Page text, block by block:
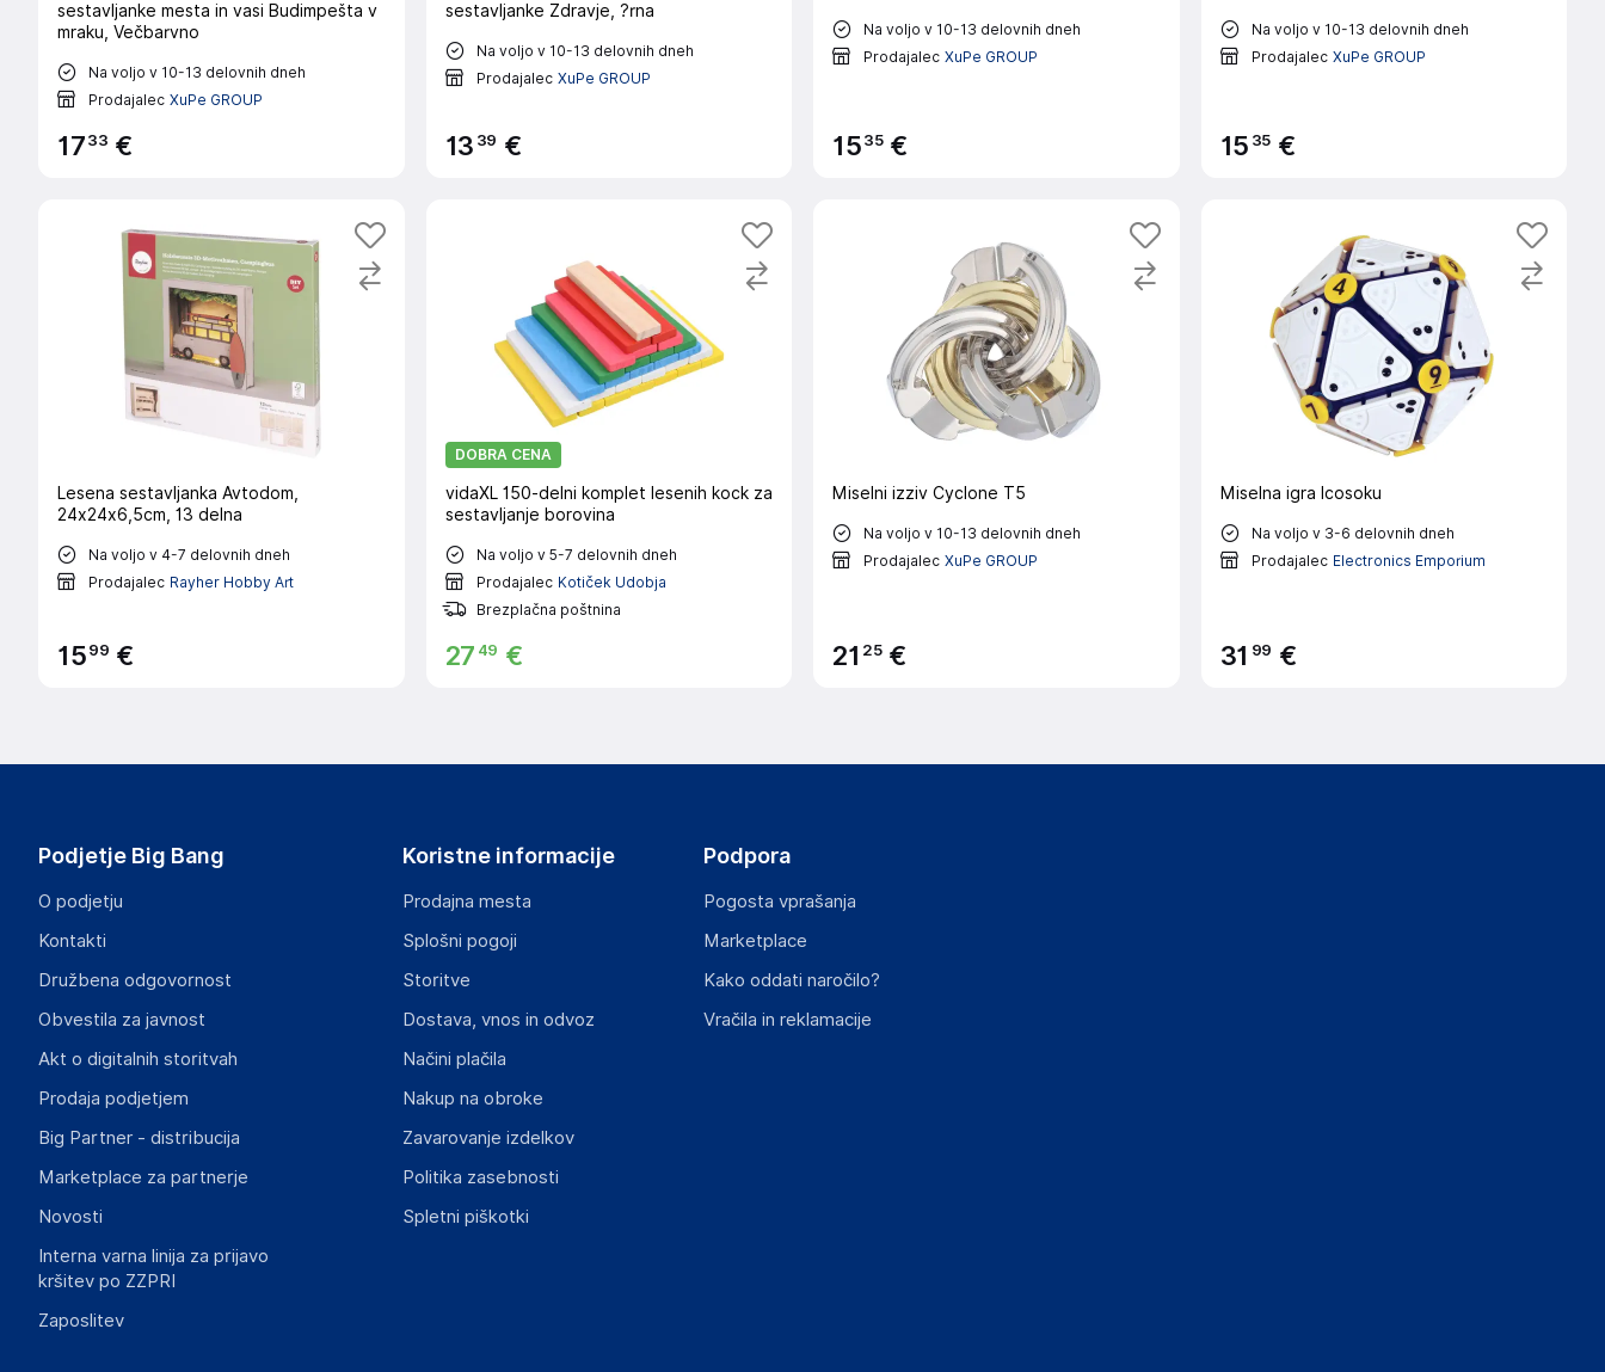
sestavljanke mesta in vasi Budimpešta v
mraku, Večbarvno
Na voljo v 10-13 delovnih dneh
Prodajalec XuPe GROUP
1733 €
sestavljanke Zdravje, ?rna
Na voljo v 10-13 delovnih dneh
Prodajalec XuPe GROUP
13 39 €
Na voljo v 10-13 delovnih dneh
Prodajalec XuPe GROUP
1535 €
Na voljo v 10-13 delovnih dneh
Prodajalec XuPe GROUP
15 35 €
Lesena sestavljanka Avtodom,
24x24x6,5cm, 13 delna
Na voljo v 4-7 delovnih dneh
Prodajalec Rayher Hobby Art
1599 €
DOBRA CENA
vidaXL 150-delni komplet lesenih kock za
sestavljanje borovina
Na voljo v 5-7 delovnih dneh
Prodajalec Kotiček Udobja
Brezplačna poštnina
27 49 €
Miselni izziv Cyclone T5
Na voljo v 10-13 delovnih dneh
Prodajalec XuPe GROUP
21 25 €
Miselna igra Icosoku
Na voljo v 3-6 delovnih dneh
Prodajalec Electronics Emporium
31 99 €
Podjetje Big Bang
O podjetju
Kontakti
Družbena odgovornost
Obvestila za javnost
Akt o digitalnih storitvah
Prodaja podjetjem
Big Partner - distribucija
Marketplace za partnerje
Novosti
Interna varna linija za prijavo
kršitev po ZZPRI
Zaposlitev
Koristne informacije
Prodajna mesta
Splošni pogoji
Storitve
Dostava, vnos in odvoz
Načini plačila
Nakup na obroke
Zavarovanje izdelkov
Politika zasebnosti
Spletni piškotki
Podpora
Pogosta vprašanja
Marketplace
Kako oddati naročilo?
Vračila in reklamacije